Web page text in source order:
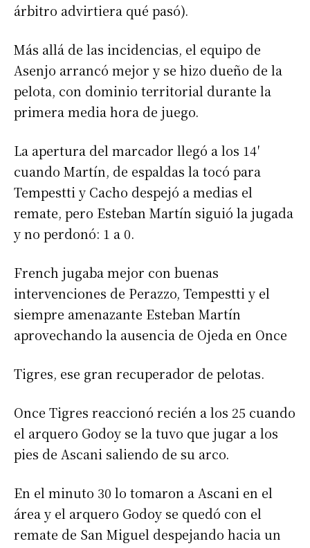
árbitro advirtiera qué pasó).
Más allá de las incidencias, el equipo de
Asenjo arrancó mejor y se hizo dueño de la
pelota, con dominio territorial durante la
primera media hora de juego.
La apertura del marcador llegó a los 14′
cuando Martín, de espaldas la tocó para
Tempestti y Cacho despejó a medias el
remate, pero Esteban Martín siguió la jugada
y no perdonó: 1 a 0.
French jugaba mejor con buenas
intervenciones de Perazzo, Tempestti y el
siempre amenazante Esteban Martín
aprovechando la ausencia de Ojeda en Once
Tigres, ese gran recuperador de pelotas.
Once Tigres reaccionó recién a los 25 cuando
el arquero Godoy se la tuvo que jugar a los
pies de Ascani saliendo de su arco.
En el minuto 30 lo tomaron a Ascani en el
área y el arquero Godoy se quedó con el
remate de San Miguel despejando hacia un